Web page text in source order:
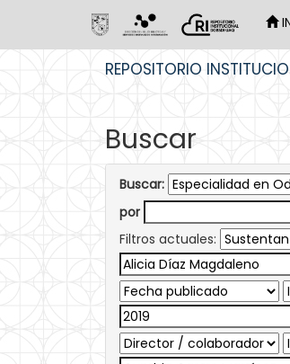
REPOSITORIO
Buscar
Buscar:
por
Filtros actuales: